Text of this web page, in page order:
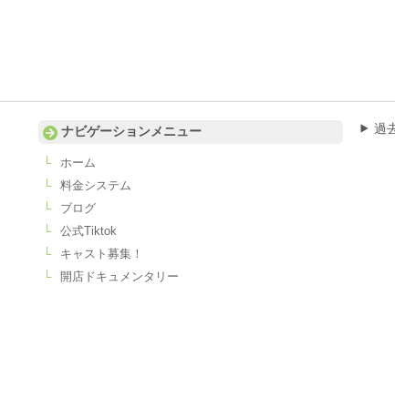
ナビゲーションメニュー
ホーム
料金システム
ブログ
公式Tiktok
キャスト募集！
開店ドキュメンタリー
過